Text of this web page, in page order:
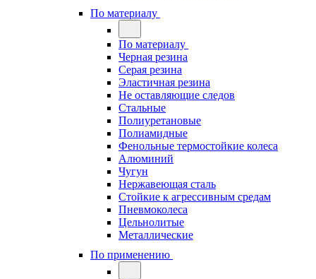
По материалу
По материалу
Черная резина
Серая резина
Эластичная резина
Не оставляющие следов
Стальные
Полиуретановые
Полиамидные
Фенольные термостойкие колеса
Алюминий
Чугун
Нержавеющая сталь
Стойкие к агрессивным средам
Пневмоколеса
Цельнолитые
Металлические
По применению